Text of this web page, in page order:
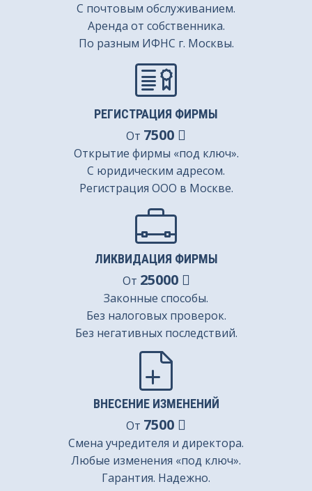
С почтовым обслуживанием.
Аренда от собственника.
По разным ИФНС г. Москвы.
РЕГИСТРАЦИЯ ФИРМЫ
От 7500
Открытие фирмы «под ключ».
С юридическим адресом.
Регистрация ООО в Москве.
ЛИКВИДАЦИЯ ФИРМЫ
От 25000
Законные способы.
Без налоговых проверок.
Без негативных последствий.
ВНЕСЕНИЕ ИЗМЕНЕНИЙ
От 7500
Смена учредителя и директора.
Любые изменения «под ключ».
Гарантия. Надежно.